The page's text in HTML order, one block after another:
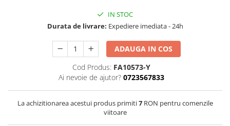
IN STOC
Durata de livrare: Expediere imediata - 24h
ADAUGA IN COS
Cod Produs: FA10573-Y
Ai nevoie de ajutor? 0723567833
La achizitionarea acestui produs primiti7RON pentru comenzile
viitoare